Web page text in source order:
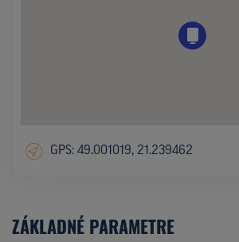
GPS: 49.001019, 21.239462
ZÁKLADNÉ PARAMETRE